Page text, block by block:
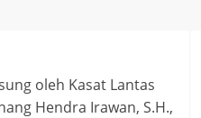
oleh Kasat Lantas
Hendra Irawan, S.H.,